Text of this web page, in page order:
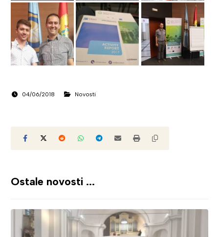
04/06/2018 Novosti
Ostale novosti ...